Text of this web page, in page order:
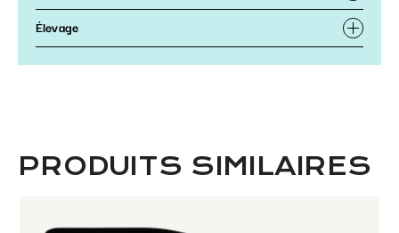
Élevage
PRODUITS SIMILAIRES